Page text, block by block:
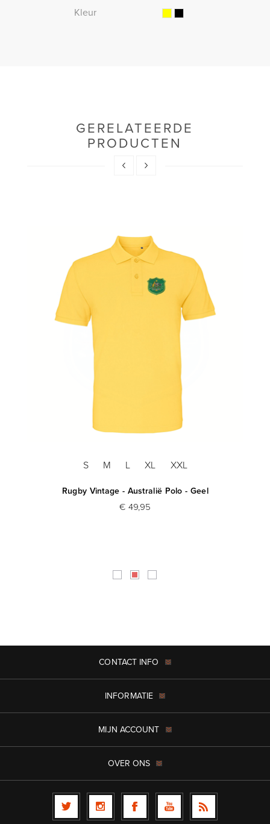
Kleur
GERELATEERDE
PRODUCTEN
S M L XL XXL
Rugby Vintage - Australië Polo - Geel
€ 49,95
CONTACT INFO
INFORMATIE
MIJN ACCOUNT
OVER ONS